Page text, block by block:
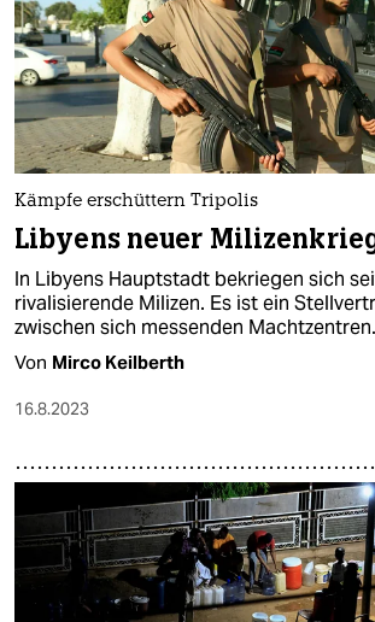
Kämpfe erschüttern Tripolis
Libyens neuer
In Libyens Hauptstadt bekriegen sich
rivalisierende Milizen. Es ist ein
zwischen sich messenden Machtzentren.
Von Mirco Keilberth
16.8.2023